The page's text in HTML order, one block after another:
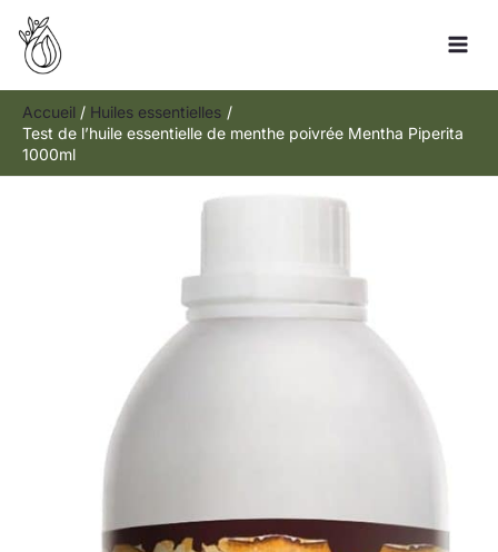
Aller
contenu
Accueil
Huiles essentielles
Test de l’huile essentielle de menthe poivrée Mentha Piperita
1000ml
Rechercher